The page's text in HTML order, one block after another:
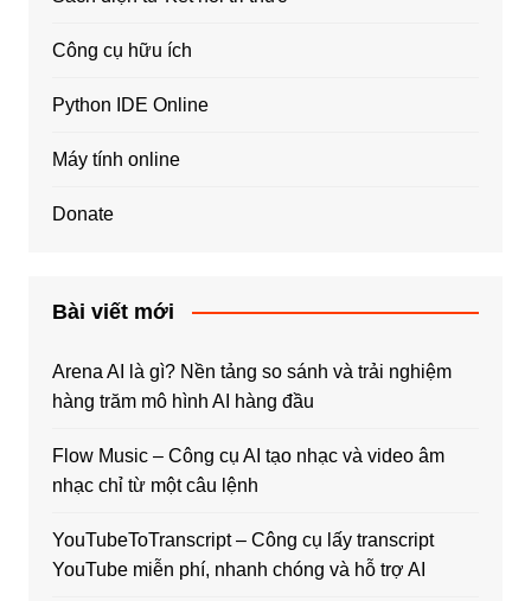
Công cụ hữu ích
Python IDE Online
Máy tính online
Donate
Bài viết mới
Arena AI là gì? Nền tảng so sánh và trải nghiệm
hàng trăm mô hình AI hàng đầu
Flow Music – Công cụ AI tạo nhạc và video âm
nhạc chỉ từ một câu lệnh
YouTubeToTranscript – Công cụ lấy transcript
YouTube miễn phí, nhanh chóng và hỗ trợ AI